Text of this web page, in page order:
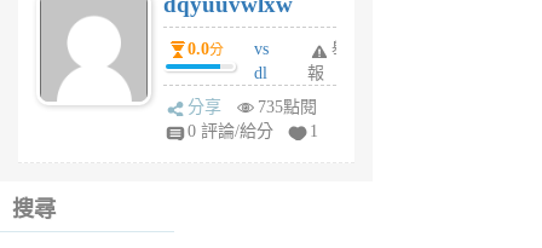
個
月
前
0.0分
vs
dl
sq
fy
舉
報
分享
735點閱
0 評論/給分
1
搜尋